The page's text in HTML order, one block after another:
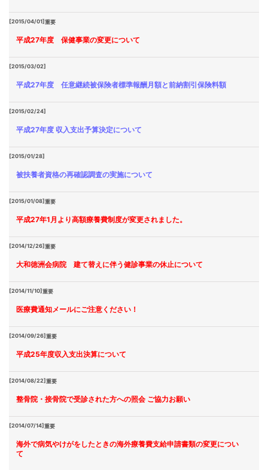
[2015/04/01]重要
平成27年度 保健事業の変更について
[2015/03/02]
平成27年度 任意継続被保険者標準報酬月額と前納割引保険料額
[2015/02/24]
平成27年度 収入支出予算決定について
[2015/01/28]
被扶養者資格の再確認調査の実施について
[2015/01/08]重要
平成27年1月より高額療養費制度が変更されました。
[2014/12/26]重要
大和徳洲会病院 建て替えに伴う健診事業の休止について
[2014/11/10]重要
医療費通知メールにご注意ください！
[2014/09/26]重要
平成25年度収入支出決算について
[2014/08/22]重要
整骨院・接骨院で受診された方への照会 ご協力お願い
[2014/07/14]重要
海外で病気やけがをしたときの海外療養費支給申請書類の変更につい
て